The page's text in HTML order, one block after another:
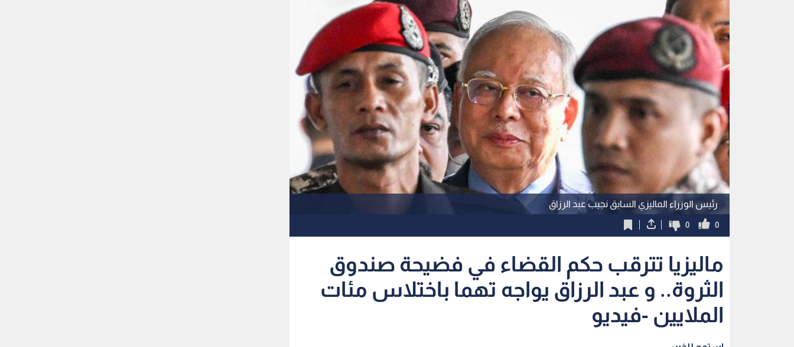
رئيس الوزراء الماليزي السابق نجيب عبد الرزاق
0
0
ماليزيا تترقب حكم القضاء في فضيحة صندوق
الثروة.. و عبد الرزاق يواجه تهما باختلاس مئات
الملايين -فيديو